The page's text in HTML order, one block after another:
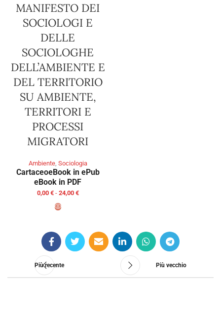
MANIFESTO DEI
SOCIOLOGI E
DELLE
SOCIOLOGHE
DELL’AMBIENTE E
DEL TERRITORIO
SU AMBIENTE,
TERRITORI E
PROCESSI
MIGRATORI
Ambiente, Sociologia
CartaceoeBook in ePub
eBook in PDF
0,00 € - 24,00 €
Più recente Più vecchio